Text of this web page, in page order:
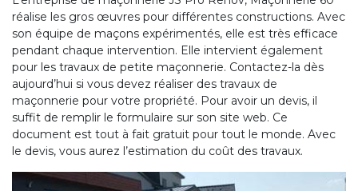
réalise les gros œuvres pour différentes constructions. Avec
son équipe de maçons expérimentés, elle est très efficace
pendant chaque intervention. Elle intervient également
pour les travaux de petite maçonnerie. Contactez-la dès
aujourd’hui si vous devez réaliser des travaux de
maçonnerie pour votre propriété. Pour avoir un devis, il
suffit de remplir le formulaire sur son site web. Ce
document est tout à fait gratuit pour tout le monde. Avec
le devis, vous aurez l’estimation du coût des travaux.